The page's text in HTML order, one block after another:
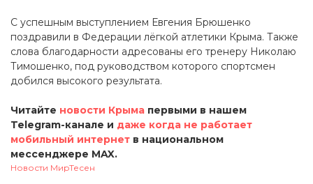
С успешным выступлением Евгения Брюшенко
поздравили в Федерации лёгкой атлетики Крыма. Также
слова благодарности адресованы его тренеру Николаю
Тимошенко, под руководством которого спортсмен
добился высокого результата.
Читайте новости Крыма первыми в нашем
Telegram-канале и даже когда не работает
мобильный интернет в национальном
мессенджере MAX.
Новости МирТесен